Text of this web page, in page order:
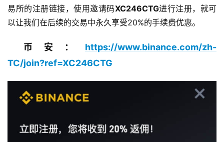
易所的注册链接，使用邀请码XC246CTG进行注册，就可
以让我们在后续的交易中永久享受20%的手续费优惠。
币安： https://www.binance.com/zh-
TC/join?ref=XC246CTG